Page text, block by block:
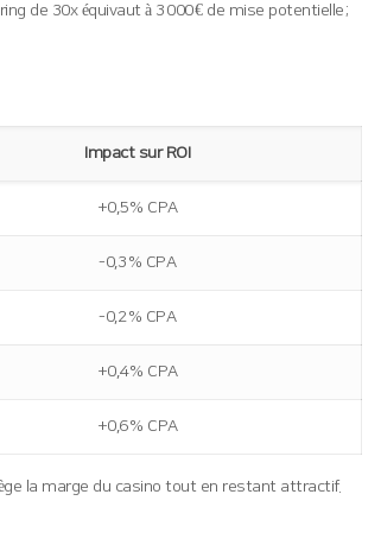
de 30x équivaut à 3 000 € de mise potentielle ;
Impact sur ROI
+0,5 % CPA
-0,3 % CPA
-0,2 % CPA
+0,4 % CPA
+0,6 % CPA
la marge du casino tout en restant attractif.